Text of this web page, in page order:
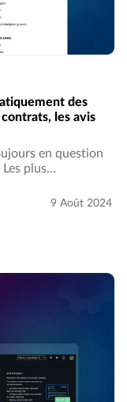
des
les avis
en question
plus
9 Août 2024